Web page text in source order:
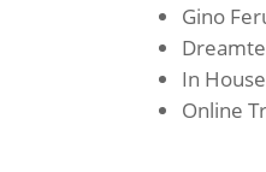
Gino
In
Online